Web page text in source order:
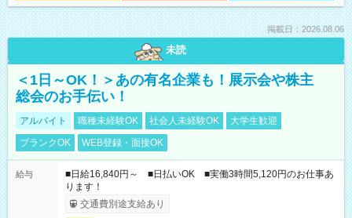
掲載日：2026.08.06
未読
＜1日～OK！＞あの有名企業も！展示会や株主
総会のお手伝い！
アルバイト 職種未経験OK 社会人未経験OK
大学生歓迎
ブランクOK
WEB登録・面接OK
給与
■日給16,840円～ ■日払いOK ■実働3時間5,120円のお仕事あ
ります！
交通費別途支給あり